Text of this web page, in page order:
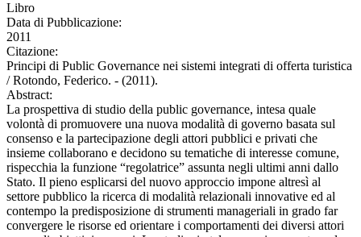
Libro
Data di Pubblicazione:
2011
Citazione:
Principi di Public Governance nei sistemi integrati di offerta turistica
/ Rotondo, Federico. - (2011).
Abstract:
La prospettiva di studio della public governance, intesa quale
volontà di promuovere una nuova modalità di governo basata sul
consenso e la partecipazione degli attori pubblici e privati che
insieme collaborano e decidono su tematiche di interesse comune,
rispecchia la funzione “regolatrice” assunta negli ultimi anni dallo
Stato. Il pieno esplicarsi del nuovo approccio impone altresì al
settore pubblico la ricerca di modalità relazionali innovative ed al
contempo la predisposizione di strumenti manageriali in grado far
convergere le risorse ed orientare i comportamenti dei diversi attori